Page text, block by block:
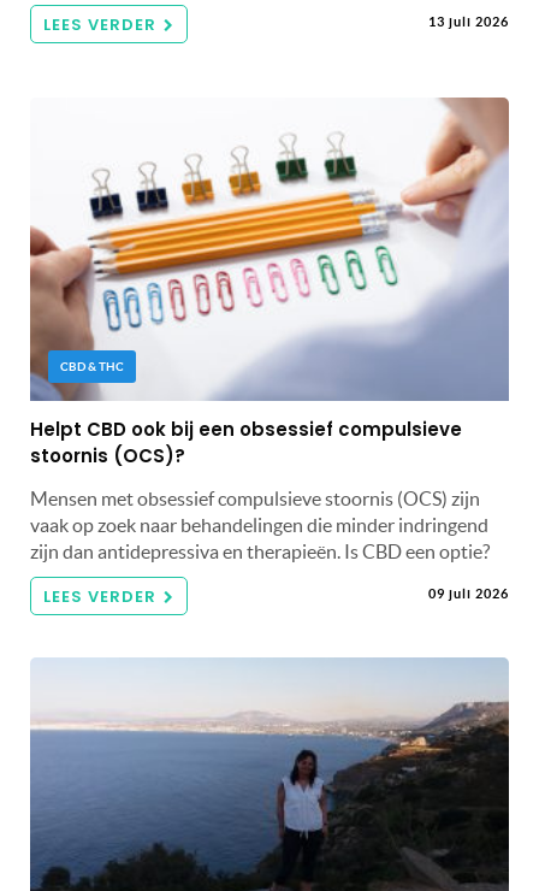
LEES VERDER 13 juli 2026
CBD & THC
Helpt CBD ook bij een obsessief compulsieve
stoornis (OCS)?
Mensen met obsessief compulsieve stoornis (OCS) zijn
vaak op zoek naar behandelingen die minder indringend
zijn dan antidepressiva en therapieën. Is CBD een optie?
LEES VERDER 09 juli 2026